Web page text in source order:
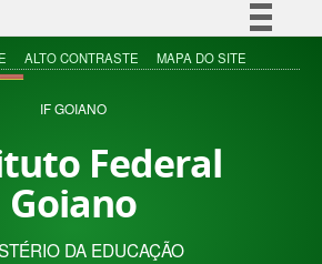
Simplifique!
Acesso à informação
ALTO CONTRASTE MAPA DO SITE
IF GOIANO
Federal
Goiano
DA EDUCAÇÃO